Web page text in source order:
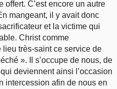
C’est encore un autre
mangeant, il y avait donc
et la victime qui
Christ comme
très-saint ce service de
». Il s’occupe de nous, de
deviennent ainsi l’occasion
intercession afin de nous en